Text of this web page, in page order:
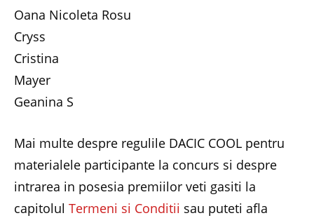
Oana Nicoleta Rosu
Cryss
Cristina
Mayer
Geanina S
Mai multe despre regulile DACIC COOL pentru
materialele participante la concurs si despre
intrarea in posesia premiilor veti gasiti la
capitolul Termeni si Conditii sau puteti afla